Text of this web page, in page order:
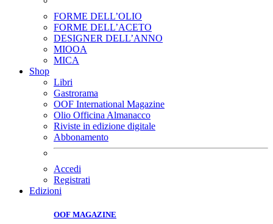
FORME DELL’OLIO
FORME DELL’ACETO
DESIGNER DELL’ANNO
MIOOA
MICA
Shop
Libri
Gastrorama
OOF International Magazine
Olio Officina Almanacco
Riviste in edizione digitale
Abbonamento
Accedi
Registrati
Edizioni
OOF MAGAZINE